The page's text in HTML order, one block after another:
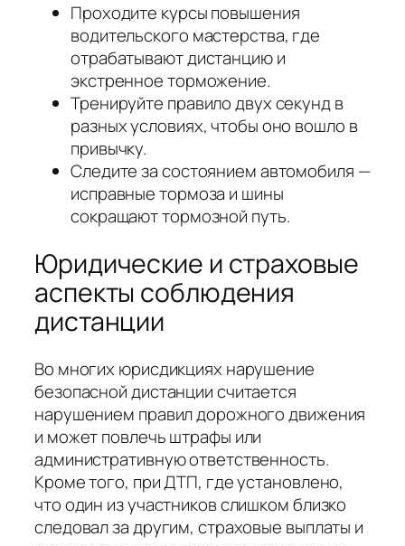
Проходите курсы повышения
водительского мастерства, где
отрабатывают дистанцию и
экстренное торможение.
Тренируйте правило двух секунд в
разных условиях, чтобы оно вошло в
привычку.
Следите за состоянием автомобиля —
исправные тормоза и шины
сокращают тормозной путь.
Юридические и страховые
аспекты соблюдения
дистанции
Во многих юрисдикциях нарушение
безопасной дистанции считается
нарушением правил дорожного движения
и может повлечь штрафы или
административную ответственность.
Кроме того, при ДТП, где установлено,
что один из участников слишком близко
следовал за другим, страховые выплаты и